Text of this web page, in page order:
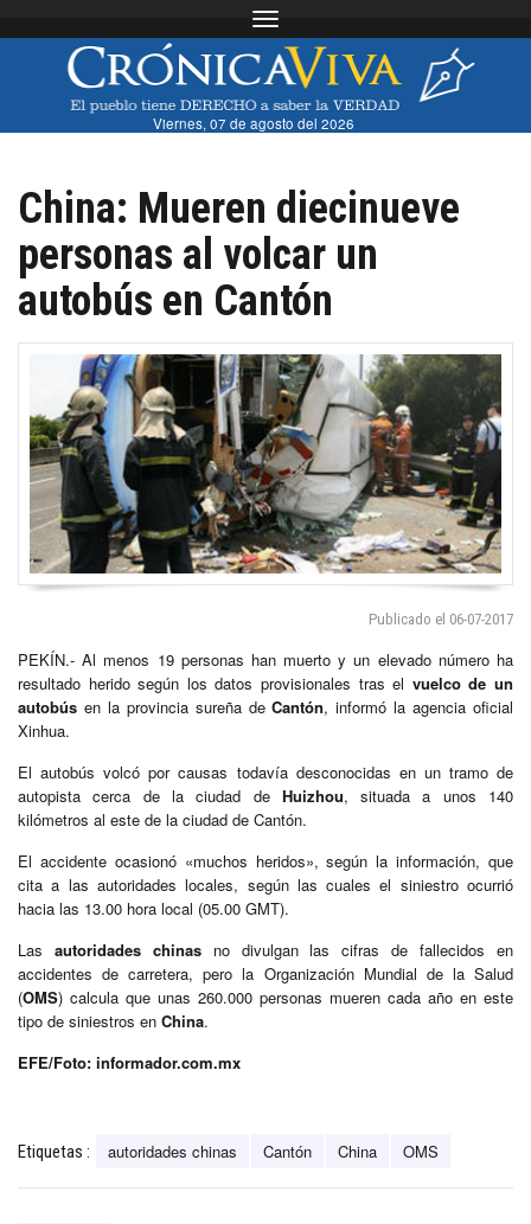
Toggle navigation
Viernes, 07 de agosto del 2026
China: Mueren diecinueve
personas al volcar un
autobús en Cantón
Publicado el 06-07-2017
PEKÍN.- Al menos 19 personas han muerto y un elevado número ha
resultado herido según los datos provisionales tras el vuelco de un
autobús en la provincia sureña deCantón, informó la agencia oficial
Xinhua.
El autobús volcó por causas todavía desconocidas en un tramo de
autopista cerca de la ciudad de Huizhou, situada a unos 140
kilómetros al este de la ciudad de Cantón.
El accidente ocasionó «muchos heridos», según la información, que
cita a las autoridades locales, según las cuales el siniestro ocurrió
hacia las 13.00 hora local (05.00 GMT).
Las autoridades chinasno divulgan las cifras de fallecidos en
accidentes de carretera, pero la Organización Mundial de la Salud
(OMS) calcula que unas 260.000 personas mueren cada año en este
tipo de siniestros en China.
EFE/Foto: informador.com.mx
Etiquetas : autoridades chinas Cantón China OMS